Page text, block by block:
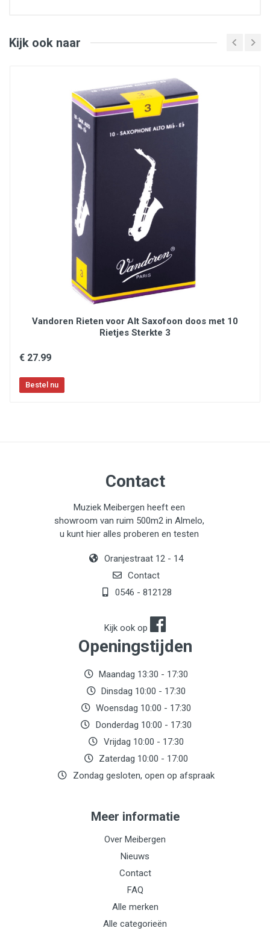
Materiaal : riet
Bestellingen onder de 50 euro kunnen wij ivm de
hoge verzendkosten niet meer aannemen. De
kosten voor u als klant worden dan te hoog !
Kijk ook naar
Vandoren Rieten voor Alt Saxofoon doos met 10
Rietjes Sterkte 3
€ 27.99
Contact
Muziek Meibergen heeft een
showroom van ruim 500m2 in Almelo,
u kunt hier alles proberen en testen
Oranjestraat 12 - 14
Contact
0546 - 812128
Kijk ook op
Openingstijden
Maandag 13:30 - 17:30
Dinsdag 10:00 - 17:30
Woensdag 10:00 - 17:30
Donderdag 10:00 - 17:30
Vrijdag 10:00 - 17:30
Zaterdag 10:00 - 17:00
Zondag gesloten, open op afspraak
Meer informatie
Over Meibergen
Nieuws
Contact
FAQ
Alle merken
Alle categorieën